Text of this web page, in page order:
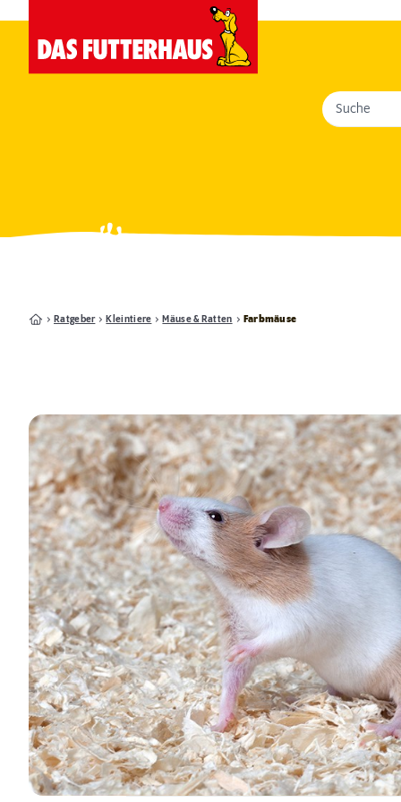
Suche
Ratgeber Kleintiere Mäuse & Ratten Farbmäuse